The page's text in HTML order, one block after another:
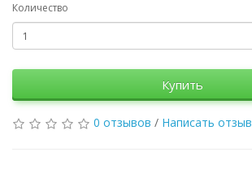
Количество
Купить
0 отзывов / Написать отзыв